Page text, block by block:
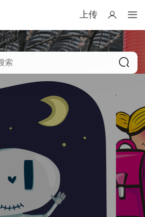
上传
搜索：元素
设计模版